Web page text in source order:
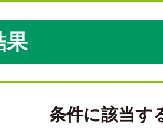
果
条件に該当す